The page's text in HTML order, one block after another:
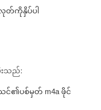
လုတ်ကိုနှိပ်ပါ
းသည်:
င်၏ပစ်မှတ် m4a ဖိုင်